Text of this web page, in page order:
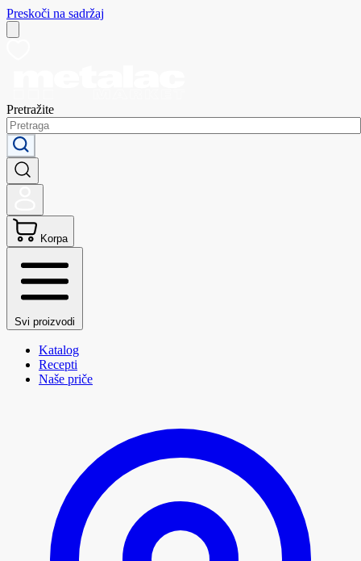
Preskoči na sadržaj
Pretražite
Korpa
Svi proizvodi
Katalog
Recepti
Naše priče